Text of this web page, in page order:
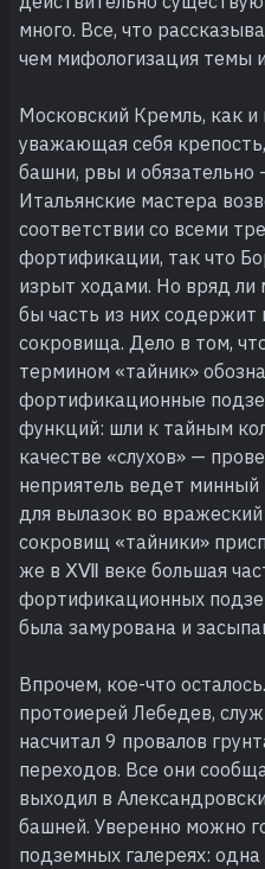
много. Все, что
чем мифологизация темы
Московский Кремль, как и
уважающая себя
башни, рвы и
Итальянские мастера
соответствии со всеми
фортификации, так что
изрыт ходами. Но вряд ли
бы часть из них содержит
сокровища. Дело в том,
термином «тайник»
фортификационные
функций: шли к тайным
качестве «слухов» —
неприятель ведет минный
для вылазок во
сокровищ «тайники»
же в ⅩⅦ веке большая
фортификационных
была замурована и
Впрочем, кое-что
протоиерей Лебедев,
насчитал 9 провалов
переходов. Все они
выходил в
башней. Уверенно можно
подземных галереях: